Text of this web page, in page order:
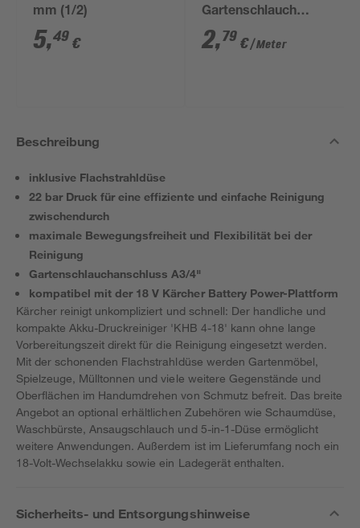
mm (1/2)
5,49 €
Gartenschlauch
phthalatfrei 1/2"
2,79 €/ Meter
Beschreibung
inklusive Flachstrahldüse
22 bar Druck für eine effiziente und einfache Reinigung
zwischendurch
maximale Bewegungsfreiheit und Flexibilität bei der
Reinigung
Gartenschlauchanschluss A3/4"
kompatibel mit der 18 V Kärcher Battery Power-Plattform
Kärcher reinigt unkompliziert und schnell: Der handliche und
kompakte Akku-Druckreiniger 'KHB 4-18' kann ohne lange
Vorbereitungszeit direkt für die Reinigung eingesetzt werden.
Mit der schonenden Flachstrahldüse werden Gartenmöbel,
Spielzeuge, Mülltonnen und viele weitere Gegenstände und
Oberflächen im Handumdrehen von Schmutz befreit. Das breite
Angebot an optional erhältlichen Zubehören wie Schaumdüse,
Waschbürste, Ansaugschlauch und 5-in-1-Düse ermöglicht
weitere Anwendungen. Außerdem ist im Lieferumfang noch ein
18-Volt-Wechselakku sowie ein Ladegerät enthalten.
Sicherheits- und Entsorgungshinweise